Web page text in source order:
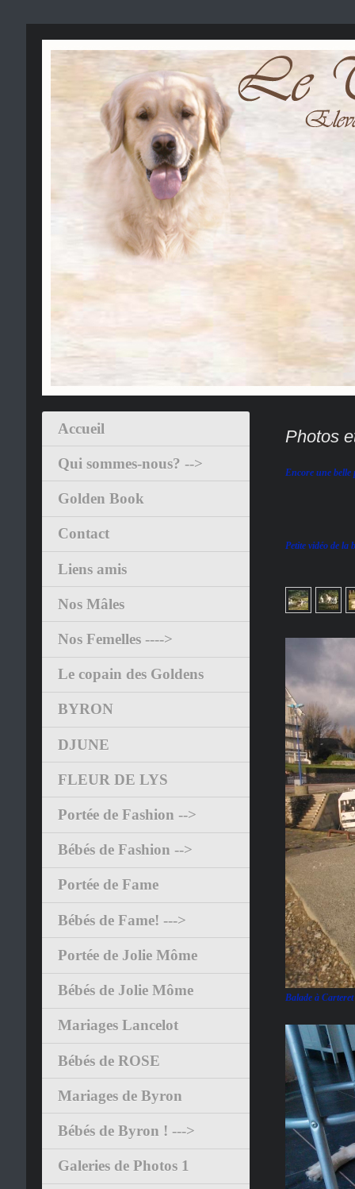
Photos
Encore une belle
Petite vidéo de la
Balade à
Accueil
Qui sommes-nous? -->
Golden Book
Contact
Liens amis
Nos Mâles
Nos Femelles ---->
Le copain des Goldens
BYRON
DJUNE
FLEUR DE LYS
Portée de Fashion -->
Bébés de Fashion -->
Portée de Fame
Bébés de Fame! --->
Portée de Jolie Môme
Bébés de Jolie Môme
Mariages Lancelot
Bébés de ROSE
Mariages de Byron
Bébés de Byron ! --->
Galeries de Photos 1